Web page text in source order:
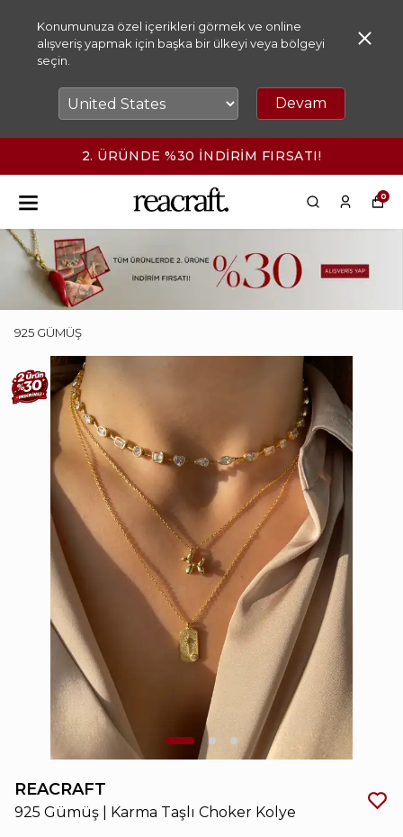
Konumunuza özel içerikleri görmek ve online
alışveriş yapmak için başka bir ülkeyi veya bölgeyi
seçin.
Devam
2. ÜRÜNDE %30 İNDİRİM FIRSATI!
0
925 GÜMÜŞ
REACRAFT
925 Gümüş | Karma Taşlı Choker Kolye